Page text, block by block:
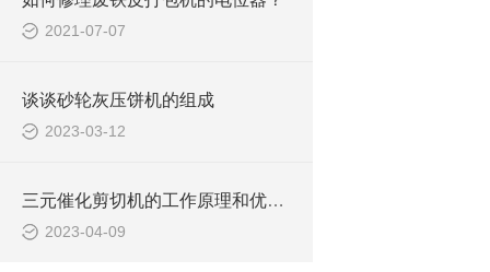
2021-07-07
谈谈砂轮灰压饼机的组成
2023-03-12
三元催化剪切机的工作原理和优势介绍
2023-04-09